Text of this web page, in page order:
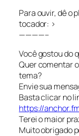
Para ouvir, dê o
tocador: >
————–
Você gostou do
Quer comentar
tema?
Envie sua
Basta clicar no
https://
Terei o maior
Muito obrigado